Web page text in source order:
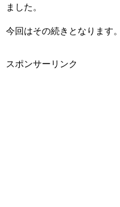
ました。
今回はその続きとなります。
スポンサーリンク